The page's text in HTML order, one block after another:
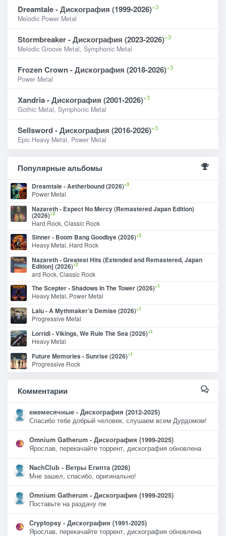
Dreamtale - Дискография (1999-2026)+3
Melodic Power Metal
Stormbreaker - Дискография (2023-2026)+3
Melodic Groove Metal, Symphonic Metal
Frozen Crown - Дискография (2018-2026)+3
Power Metal
Xandria - Дискография (2001-2026)+3
Gothic Metal, Symphonic Metal
Sellsword - Дискография (2016-2026)+3
Epic Heavy Metal, Power Metal
Популярные альбомы
Dreamtale - Aetherbound (2026)+3
Power Metal
Nazareth - Expect No Mercy (Remastered Japan Edition)
(2026)+2
Hard Rock, Classic Rock
Sinner - Boom Bang Goodbye (2026)+2
Heavy Metal, Hard Rock
Nazareth - Greatest Hits (Extended and Remastered, Japan
Edition] (2026)+2
ard Rock, Classic Rock
The Scepter - Shadows In The Tower (2026)+1
Heavy Metal, Power Metal
Lalu - A Mythmaker’s Demise (2026)+1
Progressive Metal
Lorridi - Vikings, We Rule The Sea (2026)+1
Heavy Metal
Future Memories - Sunrise (2026)+1
Progressive Rock
Комментарии
ежемесячные - Дискография (2012-2025)
Спасибо тебе добрый человек, слушаем всем Дурдомом!
Omnium Gatherum - Дискография (1999-2025)
Ярослав, перекачайте торрент, дискография обновлена
NachClub - Ветры Египта (2026)
Мне зашел, спасибо, оригинально!
Omnium Gatherum - Дискография (1999-2025)
Поставьте на раздачу пж
Cryptopsy - Дискография (1991-2025)
Ярослав, перекачайте торрент, дискография обновлена